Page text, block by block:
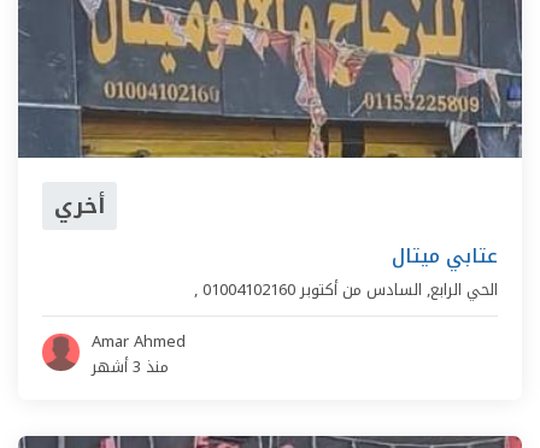
أخري
عتابي ميتال
, الحي الرابع, السادس من أكتوبر01004102160
Amar Ahmed
منذ 3 أشهر